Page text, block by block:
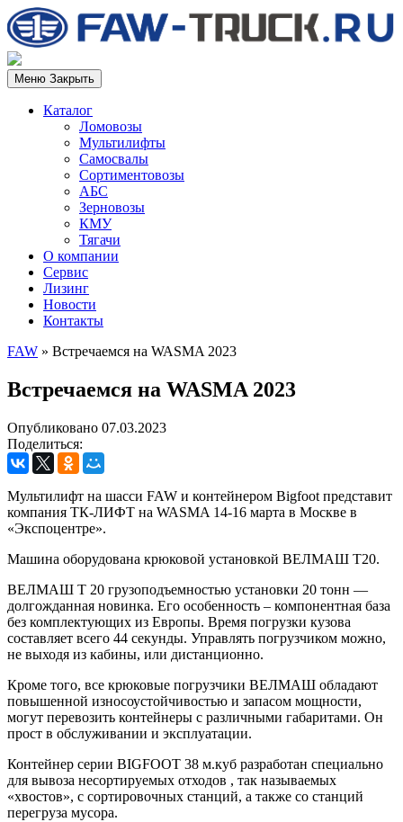
Меню Закрыть
Каталог
Ломовозы
Мультилифты
Самосвалы
Сортиментовозы
АБС
Зерновозы
КМУ
Тягачи
О компании
Сервис
Лизинг
Новости
Контакты
FAW » Встречаемся на WASMA 2023
Встречаемся на WASMA 2023
Опубликовано 07.03.2023
Поделиться:
Мультилифт на шасси FAW и контейнером Bigfoot представит
компания ТК-ЛИФТ на WASMA 14-16 марта в Москве в
«Экспоцентре».
Машина оборудована крюковой установкой ВЕЛМАШ Т20.
ВЕЛМАШ Т 20 грузоподъемностью установки 20 тонн —
долгожданная новинка. Его особенность – компонентная база
без комплектующих из Европы. Время погрузки кузова
составляет всего 44 секунды. Управлять погрузчиком можно,
не выходя из кабины, или дистанционно.
Кроме того, все крюковые погрузчики ВЕЛМАШ обладают
повышенной износоустойчивостью и запасом мощности,
могут перевозить контейнеры с различными габаритами. Он
прост в обслуживании и эксплуатации.
Контейнер серии BIGFOOT 38 м.куб разработан специально
для вывоза несортируемых отходов , так называемых
«хвостов», с сортировочных станций, а также со станций
перегруза мусора.